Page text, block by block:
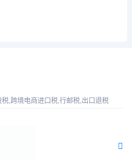
,跨境电商进口税,行邮税,出口退税